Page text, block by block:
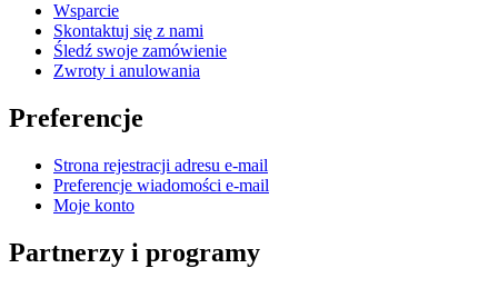
Wsparcie
Skontaktuj się z nami
Śledź swoje zamówienie
Zwroty i anulowania
Preferencje
Strona rejestracji adresu e-mail
Preferencje wiadomości e-mail
Moje konto
Partnerzy i programy